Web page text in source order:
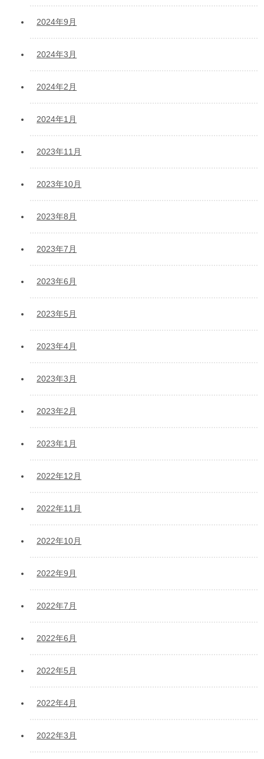
2024年9月
2024年3月
2024年2月
2024年1月
2023年11月
2023年10月
2023年8月
2023年7月
2023年6月
2023年5月
2023年4月
2023年3月
2023年2月
2023年1月
2022年12月
2022年11月
2022年10月
2022年9月
2022年7月
2022年6月
2022年5月
2022年4月
2022年3月